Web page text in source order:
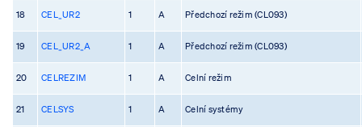
18 CEL_UR2 1 A Předchozí režim (CL093)
19 CEL_UR2_A 1 A Předchozí režim (CL093)
20 CELREZIM 1 A Celní režim
21 CELSYS 1 A Celní systémy